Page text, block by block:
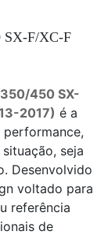
SX-F/XC-F
450 SX-
2017) é a
performance,
seja
Desenvolvido
voltado para
referência
de